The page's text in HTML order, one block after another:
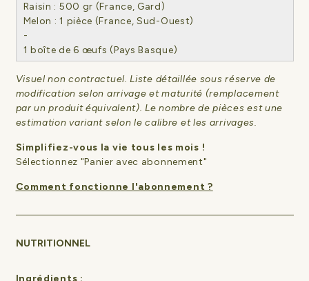
Raisin : 500 gr (France, Gard)
Melon : 1 pièce (France, Sud-Ouest)
-
1 boîte de 6 œufs (Pays Basque)
Visuel non contractuel. Liste détaillée sous réserve de
modification selon arrivage et maturité (remplacement
par un produit équivalent). Le nombre de pièces est une
estimation variant selon le calibre et les arrivages.
Simplifiez-vous la vie tous les mois !
Sélectionnez "Panier avec abonnement"
Comment fonctionne l'abonnement ?
NUTRITIONNEL